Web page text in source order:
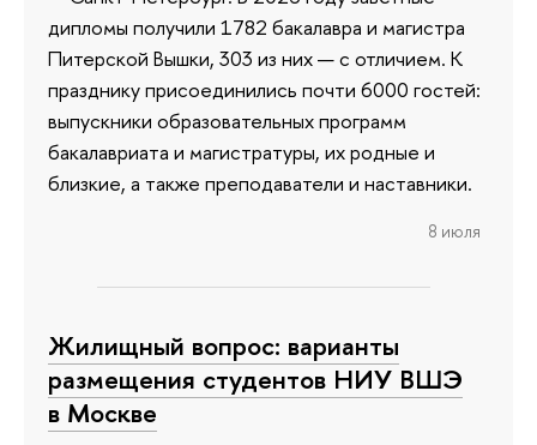
дипломы получили 1782 бакалавра и магистра
Питерской Вышки, 303 из них — с отличием. К
празднику присоединились почти 6000 гостей:
выпускники образовательных программ
бакалавриата и магистратуры, их родные и
близкие, а также преподаватели и наставники.
8 июля
Жилищный вопрос: варианты
размещения студентов НИУ ВШЭ
в Москве